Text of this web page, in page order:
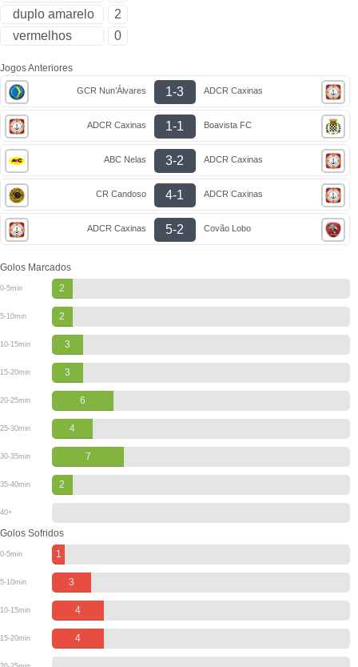
duplo amarelo
2
vermelhos
0
Jogos Anteriores
GCR Nun’Álvares 1-3 ADCR Caxinas
ADCR Caxinas 1-1 Boavista FC
ABC Nelas 3-2 ADCR Caxinas
CR Candoso 4-1 ADCR Caxinas
ADCR Caxinas 5-2 Covão Lobo
Golos Marcados
0-5min 2
5-10min 2
10-15min 3
15-20min 3
20-25min 6
25-30min 4
30-35min 7
35-40min 2
40+
Golos Sofridos
0-5min 1
5-10min 3
10-15min 4
15-20min 4